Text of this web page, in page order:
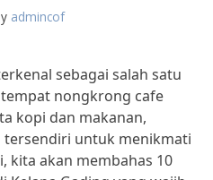
admincof
sebagai salah satu
nongkrong cafe
kopi dan makanan,
tersendiri untuk menikmati
kita akan membahas 10